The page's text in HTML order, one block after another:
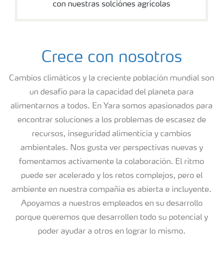
con nuestras solciónes agrícolas
Crece con nosotros
Cambios climáticos y la creciente población mundial son
un desafío para la capacidad del planeta para
alimentarnos a todos. En Yara somos apasionados para
encontrar soluciones a los problemas de escasez de
recursos, inseguridad alimenticia y cambios
ambientales. Nos gusta ver perspectivas nuevas y
fomentamos activamente la colaboración. El ritmo
puede ser acelerado y los retos complejos, pero el
ambiente en nuestra compañía es abierta e incluyente.
Apoyamos a nuestros empleados en su desarrollo
porque queremos que desarrollen todo su potencial y
poder ayudar a otros en lograr lo mismo.